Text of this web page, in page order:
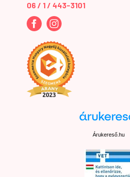
06 / 1 / 443-3101
Árukereső.hu